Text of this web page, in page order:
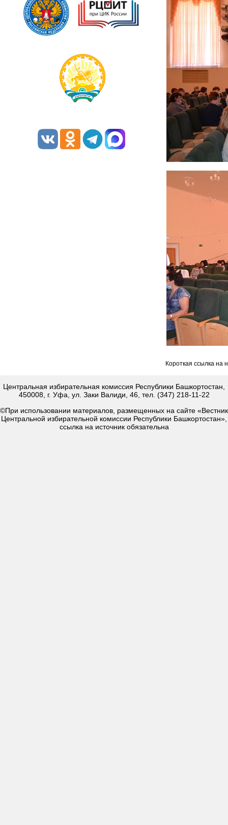
Короткая ссылка на
Центральная избирательная комиссия Республики Башкортостан,
450008, г. Уфа, ул. Заки Валиди, 46, тел. (347) 218-11-22
©При использовании материалов, размещенных на сайте «Вестник
Центральной избирательной комиссии Республики Башкортостан»,
ссылка на источник обязательна